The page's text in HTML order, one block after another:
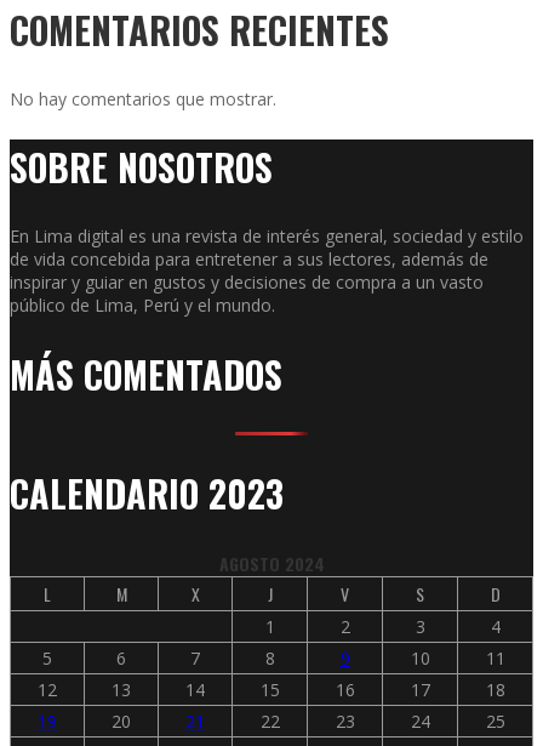
COMENTARIOS RECIENTES
No hay comentarios que mostrar.
SOBRE NOSOTROS
En Lima digital es una revista de interés general, sociedad y estilo
de vida concebida para entretener a sus lectores, además de
inspirar y guiar en gustos y decisiones de compra a un vasto
público de Lima, Perú y el mundo.
MÁS COMENTADOS
CALENDARIO 2023
AGOSTO 2024
L
M X J V S D
1 2 3
4
5
6 7 8 9 10
11
12
13 14 15 16 17
18
19
20 21 22 23 24
25